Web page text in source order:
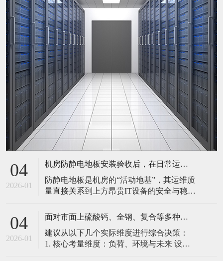
04
2026-01
机房防静电地板安装验收后，在日常运维中常常被忽视。请问，一套规范的、可操作的维护规程应包含哪些内容？有哪些“小问题”若不及时处理，会演变成“大故障”？
防静电地板是机房的“活动地基”，其运维质
量直接关系到上方昂贵IT设备的安全与稳
修，是保障其长期可靠的关键。 1. 建立分
由值班工程师执行）： 观： 巡检时观察地
面有无明显的水渍、油污或其它液体泼
04
2026-01
面对市面上硫酸钙、全钢、复合等多种类型的机房防静电地板，我们该如何科学选型？除了预算，更应该从哪些实际维度进行考量，以避免“过度配置”或“配置不足”？
建议从以下几个实际维度进行综合决策：
1. 核心考量维度：负荷、环境与未来 设备